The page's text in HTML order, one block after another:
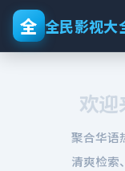
全 全民影视大
欢
聚合华语
清爽检索